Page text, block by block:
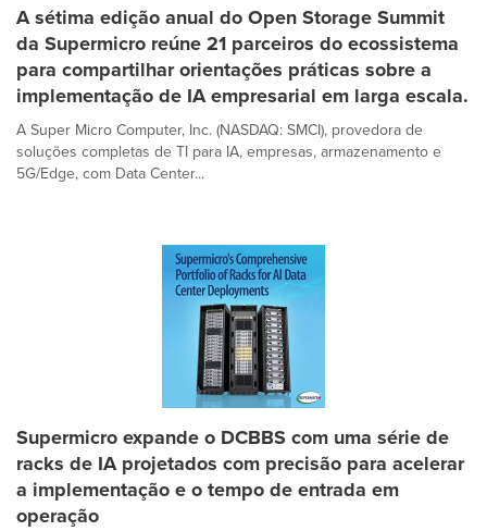
A sétima edição anual do Open Storage Summit
da Supermicro reúne 21 parceiros do ecossistema
para compartilhar orientações práticas sobre a
implementação de IA empresarial em larga escala.
A Super Micro Computer, Inc. (NASDAQ: SMCI), provedora de
soluções completas de TI para IA, empresas, armazenamento e
5G/Edge, com Data Center...
Supermicro expande o DCBBS com uma série de
racks de IA projetados com precisão para acelerar
a implementação e o tempo de entrada em
operação